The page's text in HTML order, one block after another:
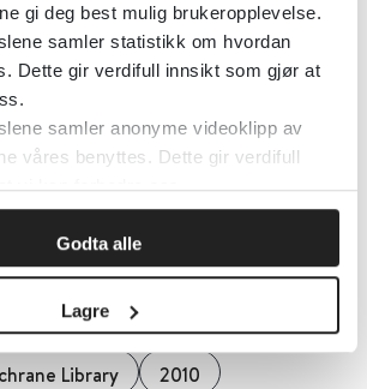
gi deg best mulig brukeropplevelse.
samler statistikk om hvordan
Dette gir verdifull innsikt som gjør at
samler anonyme videoklipp av
våres benyttes. Dette gir verdifull
vi kan forbedre oss.
Godta alle
Lagre
generasjons antidepressiver
av vinterdepresjon
Library 2021
antipsykotika
alvorlig depresjon og dystymi
Library 2010